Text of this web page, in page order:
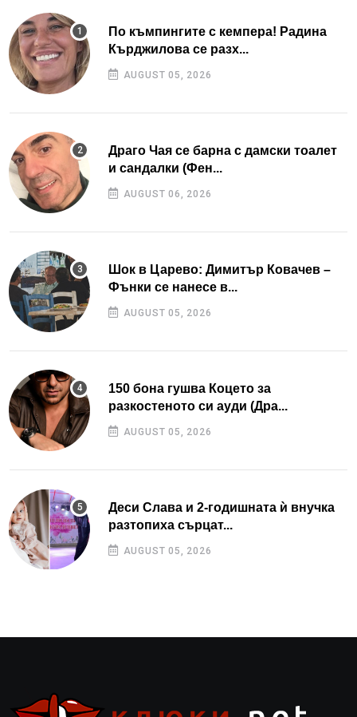
По къмпингите с кемпера! Радина
Кърджилова се разх...
AUGUST 05, 2026
Драго Чая се барна с дамски тоалет
и сандалки (Фен...
AUGUST 06, 2026
Шок в Царево: Димитър Ковачев –
Фънки се нанесе в...
AUGUST 05, 2026
150 бона гушва Коцето за
разкостеното си ауди (Дра...
AUGUST 05, 2026
Деси Слава и 2-годишната ѝ внучка
разтопиха сърцат...
AUGUST 05, 2026